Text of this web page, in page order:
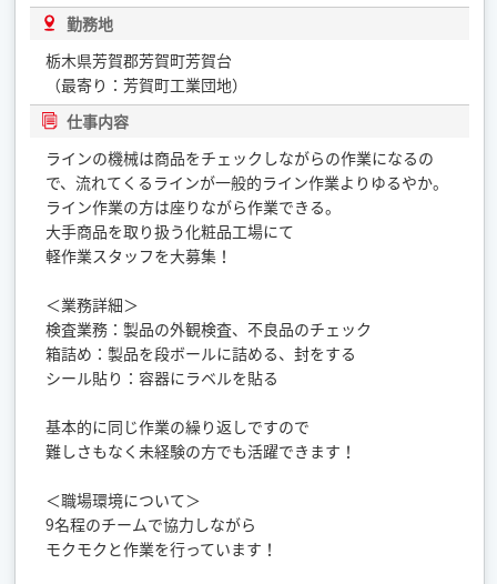
勤務地
栃木県芳賀郡芳賀町芳賀台
（最寄り：芳賀町工業団地）
仕事内容
ラインの機械は商品をチェックしながらの作業になるの
で、流れてくるラインが一般的ライン作業よりゆるやか。
ライン作業の方は座りながら作業できる。
大手商品を取り扱う化粧品工場にて
軽作業スタッフを大募集！
＜業務詳細＞
検査業務：製品の外観検査、不良品のチェック
箱詰め：製品を段ボールに詰める、封をする
シール貼り：容器にラベルを貼る
基本的に同じ作業の繰り返しですので
難しさもなく未経験の方でも活躍できます！
＜職場環境について＞
9名程のチームで協力しながら
モクモクと作業を行っています！